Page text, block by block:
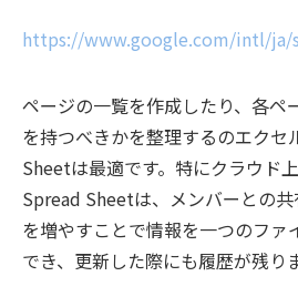
https://www.google.com/intl/ja/
ページの一覧を作成したり、各ペ
を持つべきかを整理するのエク
Sheetは最適です。特にクラウド
Spread Sheetは、メンバーとの
を増やすことで情報を一つのファ
でき、更新した際にも履歴が残り